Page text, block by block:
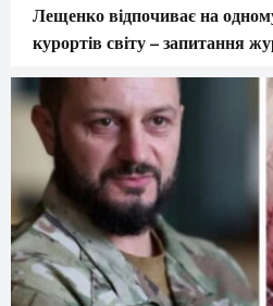
Лещенко відпочиває на
курортів світу – запитання